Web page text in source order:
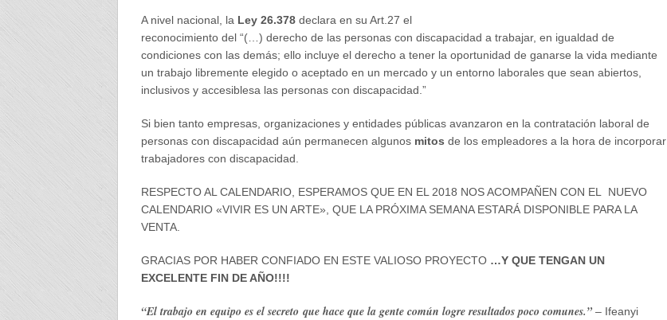
A nivel nacional, la Ley 26.378declara en su Art.27 el
reconocimiento del “(…) derecho de las personas con discapacidad a trabajar, en igualdad de
condiciones con las demás; ello incluye el derecho a tener la oportunidad de ganarse la vida mediante
un trabajo libremente elegido o aceptado en un mercado y un entorno laborales que sean abiertos,
inclusivos y accesiblesa las personas con discapacidad.”
Si bien tanto empresas, organizaciones y entidades públicas avanzaron en la contratación laboral de
personas con discapacidad aún permanecen algunos mitos de los empleadores a la hora de incorporar
trabajadores con discapacidad.
RESPECTO AL CALENDARIO, ESPERAMOS QUE EN EL 2018 NOS ACOMPAÑEN CON EL NUEVO
CALENDARIO «VIVIR ES UN ARTE», QUE LA PRÓXIMA SEMANA ESTARÁ DISPONIBLE PARA LA
VENTA.
GRACIAS POR HABER CONFIADO EN ESTE VALIOSO PROYECTO …Y QUE TENGAN UN
EXCELENTE FIN DE AÑO!!!!
“El trabajo en equipo es el secreto que hace que la gente común logre resultados poco comunes.”– Ifeanyi